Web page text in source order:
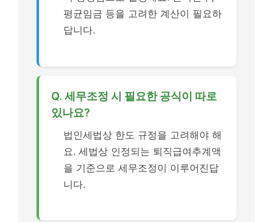
평균임금 등을 고려한 계산이 필요하
답니다.
Q. 세무조정 시 필요한 공식이 따로
있나요?
법인세법상 한도 규정을 고려해야 해
요. 세법상 인정되는 퇴직급여추계액
을 기준으로 세무조정이 이루어진답
니다.